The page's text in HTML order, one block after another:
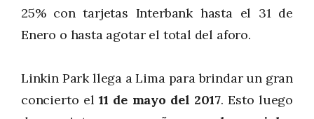
25% con tarjetas Interbank hasta el 31 de
Enero o hasta agotar el total del aforo.
Linkin Park llega a Lima para brindar un gran
concierto el11 de mayo del 2017. Esto luego